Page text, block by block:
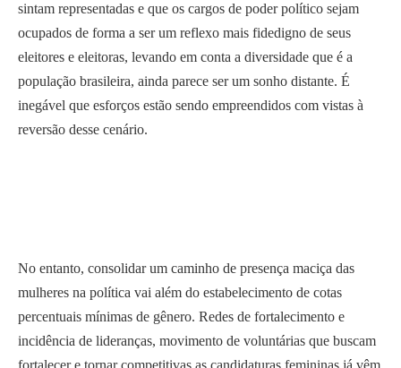
sintam representadas e que os cargos de poder político sejam
ocupados de forma a ser um reflexo mais fidedigno de seus
eleitores e eleitoras, levando em conta a diversidade que é a
população brasileira, ainda parece ser um sonho distante. É
inegável que esforços estão sendo empreendidos com vistas à
reversão desse cenário.
No entanto, consolidar um caminho de presença maciça das
mulheres na política vai além do estabelecimento de cotas
percentuais mínimas de gênero. Redes de fortalecimento e
incidência de lideranças, movimento de voluntárias que buscam
fortalecer e tornar competitivas as candidaturas femininas já vêm